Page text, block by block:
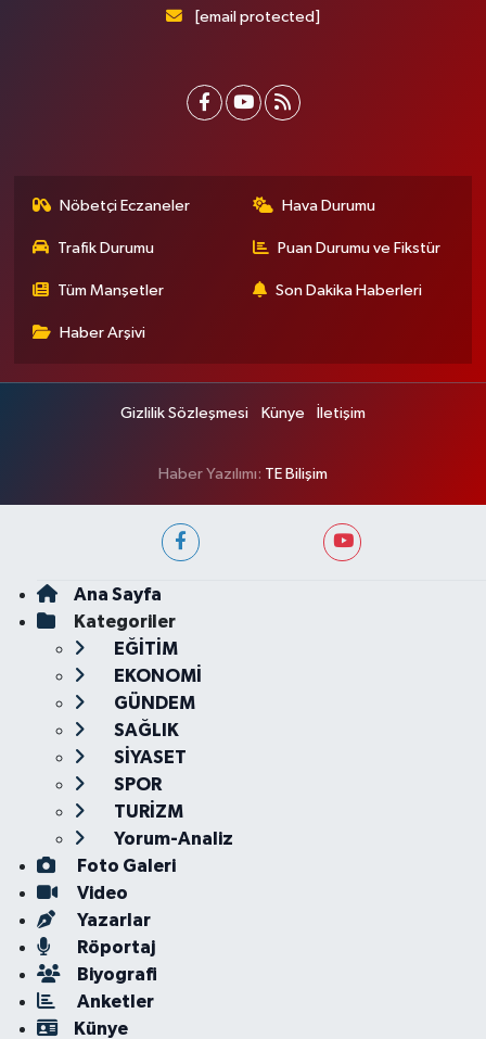
[email protected]
Nöbetçi Eczaneler Hava Durumu
Trafik Durumu Puan Durumu ve Fikstür
Tüm Manşetler Son Dakika Haberleri
Haber Arşivi
Gizlilik Sözleşmesi Künye İletişim
Haber Yazılımı: TE Bilişim
Ana Sayfa
Kategoriler
EĞİTİM
EKONOMİ
GÜNDEM
SAĞLIK
SİYASET
SPOR
TURİZM
Yorum-Analiz
Foto Galeri
Video
Yazarlar
Röportaj
Biyografi
Anketler
Künye